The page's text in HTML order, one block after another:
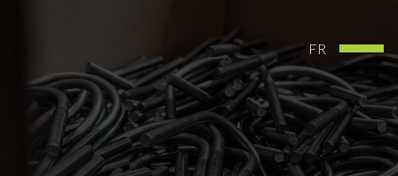
FR